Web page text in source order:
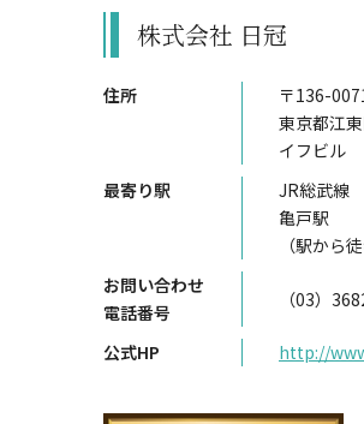
株式会社 日冠
住所
〒136-
東京都江
イフビル
最寄り駅
JR総武線
亀戸駅
（駅から
お問い合わせ
電話番号
（03）
公式HP http://